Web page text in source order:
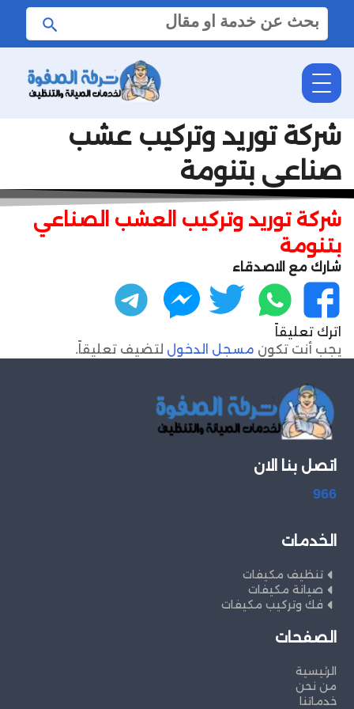
البحث
عن:
شركة توريد وتركيب عشب
صناعي بتنومة
شركة توريد وتركيب العشب الصناعي
بتنومة
شارك مع الاصدقاء
فيسبوك واتساب تويتر ماسنجر
اترك تعليقاً
يجب أنت تكون مسجل الدخول لتضيف تعليقاً.
اتصل بنا الان
966
الخدمات
تنظيف مكيفات
صيانة مكيفات
فك وتركيب مكيفات
الصفحات
الرئيسية
من نحن
خدماتنا